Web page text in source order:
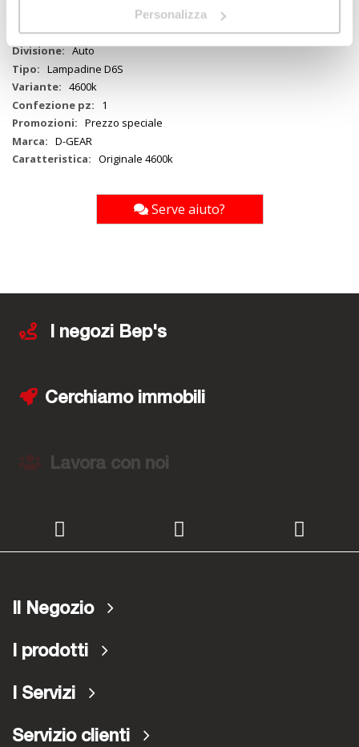
Personalizza
D6S
Auto
Lampadine D6S
4600k
1
Prezzo speciale
D-GEAR
Originale 4600k
Serve aiuto?
I negozi Bep's
Cerchiamo immobili
Lavora con noi
Il Negozio
I prodotti
I Servizi
Servizio clienti